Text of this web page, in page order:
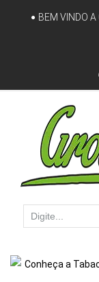
BEM VINDO
Conheça a